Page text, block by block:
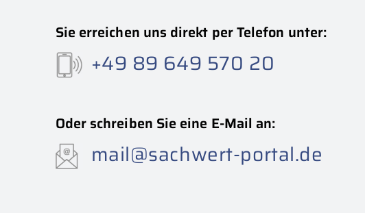
Sie erreichen uns direkt per Telefon unter:
+49 89 649 570 20
Oder schreiben Sie eine E-Mail an:
mail@sachwert-portal.de